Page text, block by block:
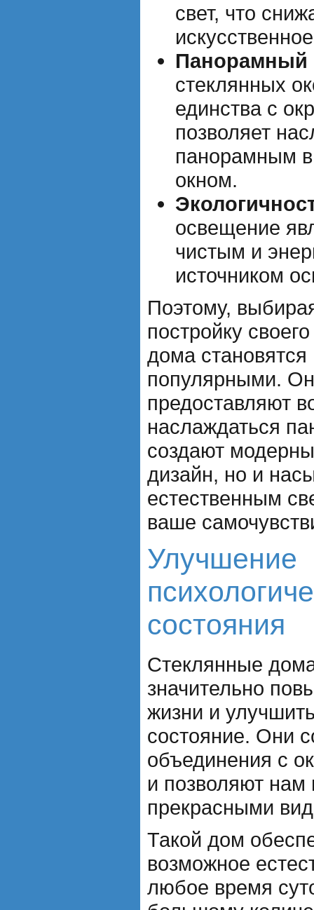
свет, что
Панорамный
стеклянных
единства с
позволяет
панорамным
окном.
освещение
чистым и
источником
Поэтому,
постройку
дома
популярными.
предоставляют
наслаждаться
создают
дизайн, но и
естественным
ваше
Улучшение
состояния
Стеклянные
значительно
жизни и
состояние. Они
объединения с
и позволяют нам
прекрасными
Такой дом
возможное
любое время